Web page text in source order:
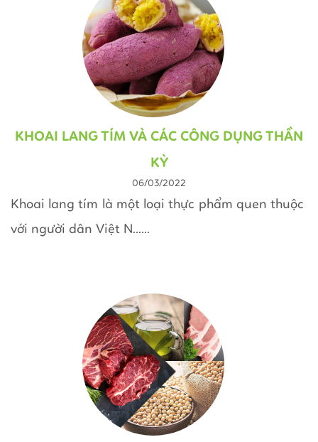
KHOAI LANG TÍM VÀ CÁC CÔNG DỤNG THẦN
KỲ
06/03/2022
Khoai lang tím là một loại thực phẩm quen thuộc
với người dân Việt N......